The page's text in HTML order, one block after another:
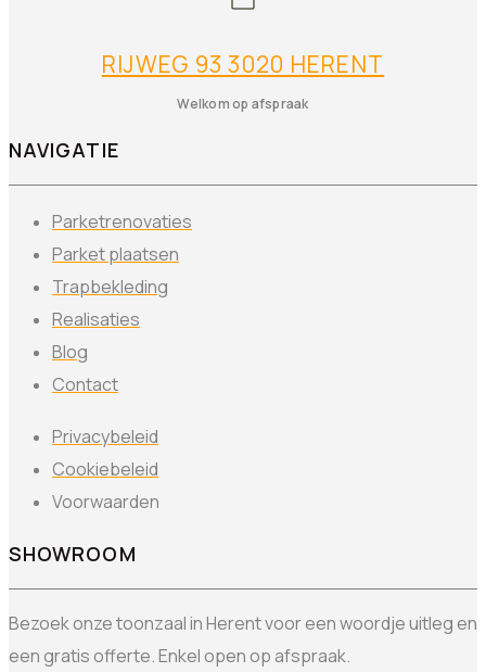
RIJWEG 93 3020 HERENT
Welkom op afspraak
NAVIGATIE
Parketrenovaties
Parket plaatsen
Trapbekleding
Realisaties
Blog
Contact
Privacybeleid
Cookiebeleid
Voorwaarden
SHOWROOM
Bezoek onze toonzaal in Herent voor een woordje uitleg en
een gratis offerte. Enkel open op afspraak.